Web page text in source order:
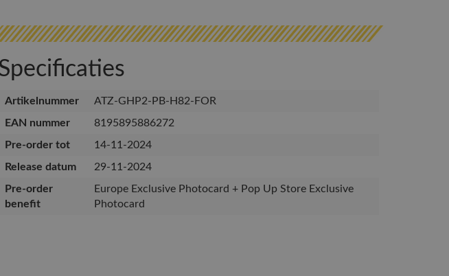
Artikelnummer
ATZ-GHP2-PB-H82-FOR
EAN nummer
8195895886272
Pre-order tot
14-11-2024
Release datum
29-11-2024
Pre-order
benefit
Europe Exclusive Photocard + Pop Up Store Exclusive
Photocard